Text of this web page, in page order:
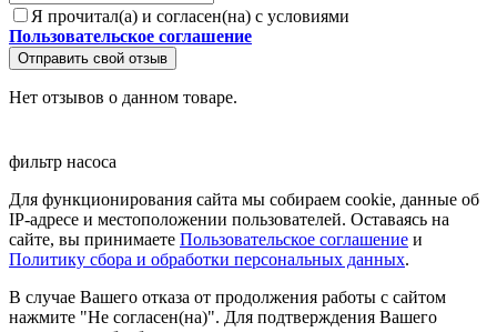
Я прочитал(а) и согласен(на) с условиями
Пользовательское соглашение
Отправить свой отзыв
Нет отзывов о данном товаре.
фильтр насоса
Для функционирования сайта мы собираем cookie, данные об
IP-адресе и местоположении пользователей. Оставаясь на
сайте, вы принимаете Пользовательское соглашение и
Политику сбора и обработки персональных данных.
В случае Вашего отказа от продолжения работы с сайтом
нажмите "Не согласен(на)". Для подтверждения Вашего